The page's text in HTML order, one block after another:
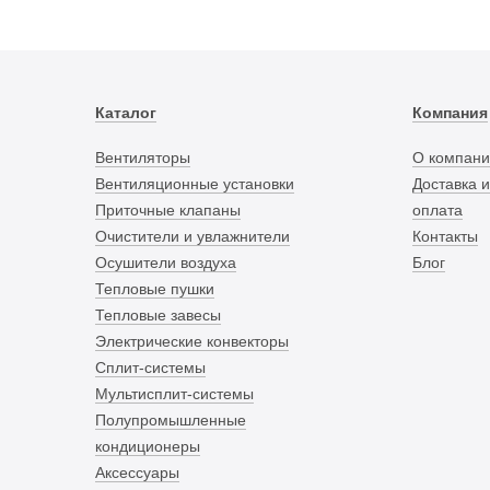
Каталог
Вентиляторы
Вентиляционные установки
Приточные клапаны
Очистители и увлажнители
Осушители воздуха
Тепловые пушки
Тепловые завесы
Электрические конвекторы
Сплит-системы
Мультисплит-системы
Полупромышленные
кондиционеры
Аксессуары
Компания
О
Доставка и
оплата
Контакты
Блог